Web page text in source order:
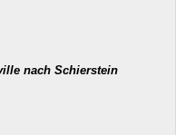
nach Schierstein